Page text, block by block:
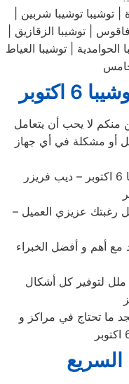
توشيبا توشيبا شربين |
| توشيبا فاقوس | توشيبا الزقازيق |
الحوامدية | توشيبا العياط
– غسالة صحون توشيبا 6 اكتوبر و من أجل رغبتك عزيزي العميل
التعاقد مع أهم و أفضل الخبراء